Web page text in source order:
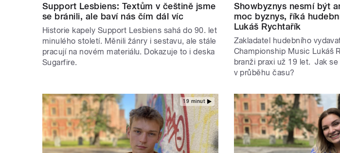
Support Lesbiens: Textům v češtině jsme
se bránili, ale baví nás čím dál víc
Historie kapely Support Lesbiens sahá do 90. let
minulého století. Měnili žánry i sestavu, ale stále
pracují na novém materiálu. Dokazuje to i deska
Sugarfire.
Showbyznys nesmí být
moc byznys, říká
Lukáš Rychtařík
Zakladatel hudebního
Championship Music Lukáš
branži praxi už 19 let. Jak
v průběhu času?
19 minut